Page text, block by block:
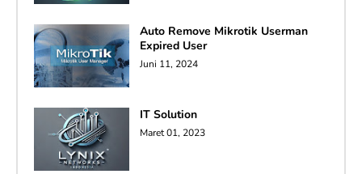
Auto Remove Mikrotik Userman
Expired User
Juni 11, 2024
IT Solution
Maret 01, 2023